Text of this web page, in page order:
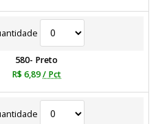
580- Preto
R$ 6,89/ Pct